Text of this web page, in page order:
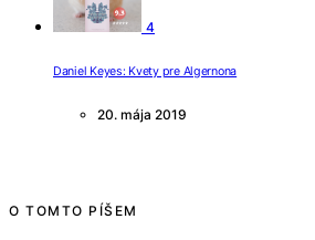
4
Daniel Keyes: Kvety pre Algernona
20. mája 2019
O TOMTO PÍŠEM